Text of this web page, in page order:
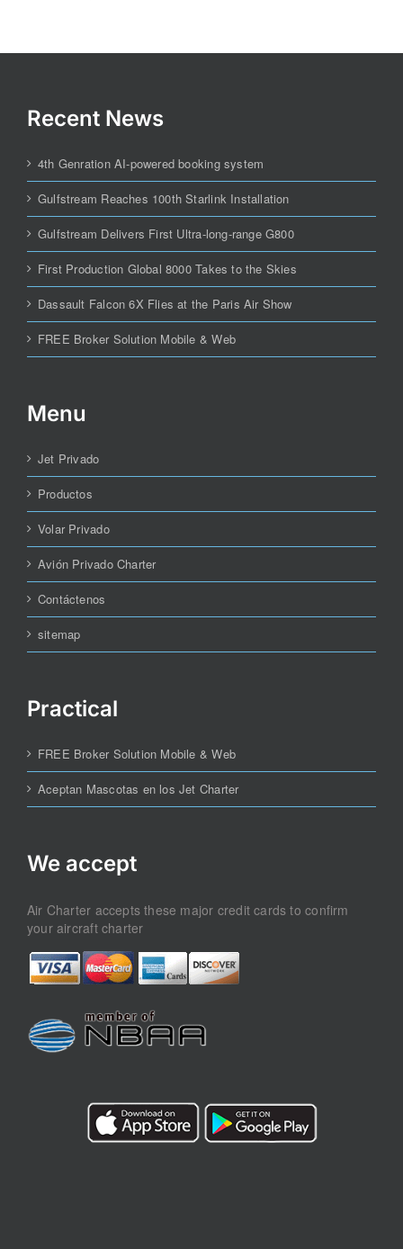
Recent News
4th Genration AI-powered booking system
Gulfstream Reaches 100th Starlink Installation
Gulfstream Delivers First Ultra-long-range G800
First Production Global 8000 Takes to the Skies
Dassault Falcon 6X Flies at the Paris Air Show
FREE Broker Solution Mobile & Web
Menu
Jet Privado
Productos
Volar Privado
Avión Privado Charter
Contáctenos
sitemap
Practical
FREE Broker Solution Mobile & Web
Aceptan Mascotas en los Jet Charter
We accept
Air Charter accepts these major credit cards to confirm
your aircraft charter